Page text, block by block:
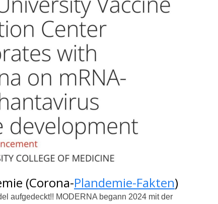
(Corona-Plandemie-Fakten)
aufgedeckt!! MODERNA begann 2024 mit der